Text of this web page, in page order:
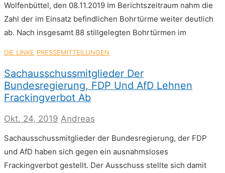
Wolfenbüttel, den 08.11.2019 Im Berichtszeitraum nahm die
Zahl der im Einsatz befindlichen Bohrtürme weiter deutlich
ab. Nach insgesamt 88 stillgelegten Bohrtürmen im
DIE LINKE PRESSEMITTEILUNGEN
Sachausschussmitglieder Der
Bundesregierung, FDP Und AfD Lehnen
Frackingverbot Ab
Okt. 24, 2019 Andreas
Sachausschussmitglieder der Bundesregierung, der FDP
und AfD haben sich gegen ein ausnahmsloses
Frackingverbot gestellt. Der Ausschuss stellte sich damit